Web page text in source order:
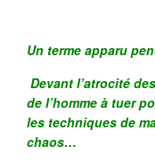
Un terme apparu
Devant l’atrocité
de l’homme à tuer
les techniques de
chaos…